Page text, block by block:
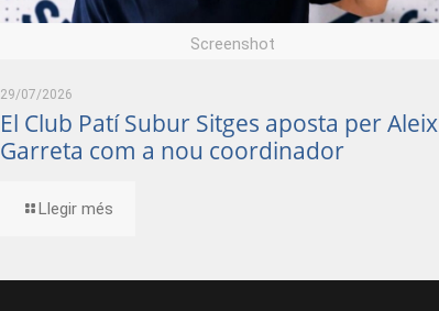
Screenshot
29/07/2026
El Club Patí Subur Sitges aposta per Aleix
Garreta com a nou coordinador
Llegir més